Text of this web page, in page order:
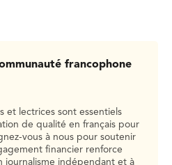
francophone
et lectrices sont essentiels
de qualité en français pour
vous à nous pour soutenir
financier renforce
journalisme indépendant et à